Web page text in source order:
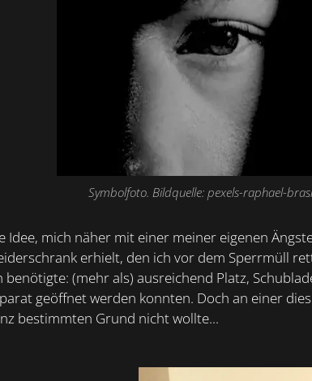
Symbolfoto. Bildquelle: pexels-raphael-
Idee, mich näher mit einer meiner eigenen
erhielt, den ich vor dem Sperrmüll
benötigte: (mehr als) ausreichend Platz,
geöffnet werden konnten. Doch an einer
bestimmten Grund nicht wollte...